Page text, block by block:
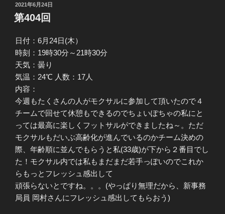
投
稿
日:
2021年6月24日
第404回
日付：6月24日(木）
時刻：19時30分～21時30分
天気：曇り
気温：24℃ 人数：17人
内容：
今週もたくさんの人がモクサルに参加して頂いたので４
チームで回せて休憩もできるのでちょいぽちゃの私にと
っては最高に楽しくフットサルができましたね～。ただ
モクサルもだいぶ高齢化が進んでいるのかチーム決めの
際、年齢順に並んでもらうと私(33歳)が下から２番目でし
た！モクサル内では私もまだまだ若手っぽいのでこれか
らもっとフレッシュ感出して
頑張らないとですね。。。(やっぱり無理だから、新事務
局員 岡村さんにフレッシュ感出してもらおう)